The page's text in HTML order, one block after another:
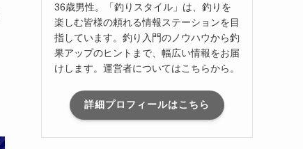
36歳男性。「釣りスタイル」は、釣りを
楽しむ皆様の頼れる情報ステーションを目
指しています。釣り入門のノウハウから釣
果アップのヒントまで、幅広い情報をお届
けします。運営者についてはこちらから。
詳細プロフィールはこちら